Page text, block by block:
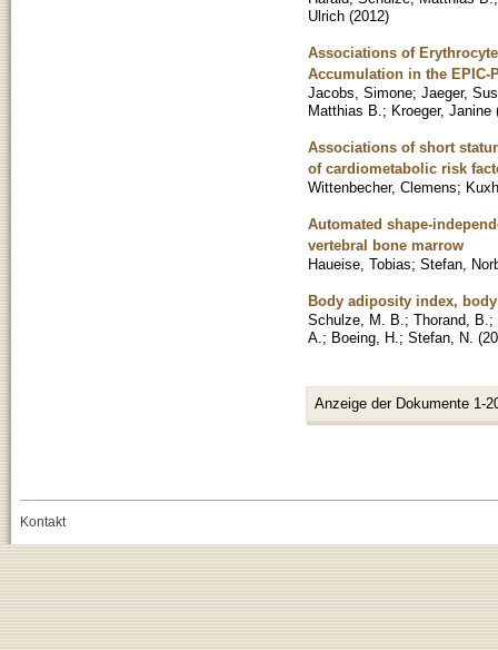
Ulrich (2012)
Associations of
Accumulation in the EPIC-
Jacobs, Simone; Jaeger,
Matthias B. ; Kroeger, Janine
Associations of short
of cardiometabolic risk
Wittenbecher, Clemens;
Automated shape-
vertebral bone marrow
Haueise, Tobias; Stefan,
Body adiposity index,
Schulze, M. B. ; Thorand, B. ;
A. ; Boeing, H. ; Stefan, N. (
Anzeige der Dokumente 1-
Kontakt